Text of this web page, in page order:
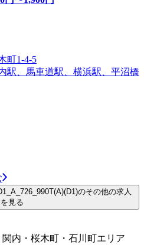
町1-4-5
駅、馬車道駅、横浜駅、平沼橋
のその他の求人
を見る
内・桜木町・石川町エリア